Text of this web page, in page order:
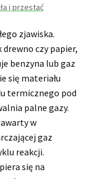
i przestać
zjawiska.
drewno czy papier,
benzyna lub gaz
się materiału
termicznego pod
palne gazy.
w
gaz
reakcji.
się na